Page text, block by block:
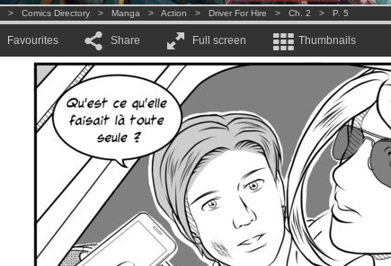
> Comics Directory > Manga > Action > Driver For Hire > Ch. 2 > P. 5
Favourites Share Full screen Thumbnails